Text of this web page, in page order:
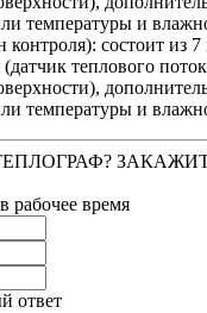
температуры и
контроля): состоит из
теплового
температуры и
время
ответ